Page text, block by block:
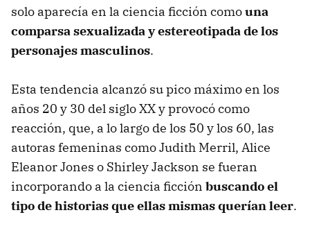
solo aparecía en la ciencia ficción comouna
comparsa sexualizada y estereotipada de los
personajes masculinos.
Esta tendencia alcanzó su pico máximo en los
años 20 y 30 del siglo XX y provocó como
reacción, que, a lo largo de los 50 y los 60, las
autoras femeninas como Judith Merril, Alice
Eleanor Jones o Shirley Jackson se fueran
incorporando a la ciencia ficción buscando el
tipo de historias que ellas mismas querían leer.